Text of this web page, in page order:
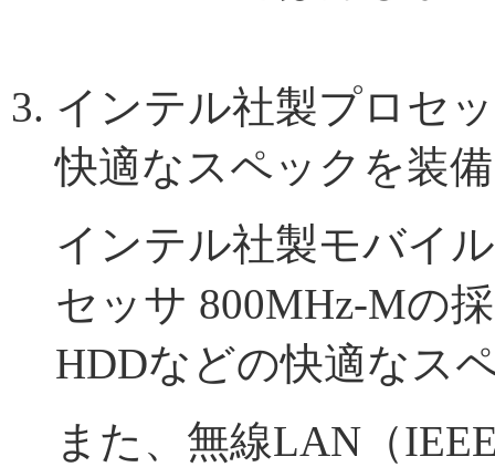
インテル社製プロセ
快適なスペックを装備
インテル社製モバイ
セッサ 800MHz-Mの
HDDなどの快適なス
また、無線LAN（